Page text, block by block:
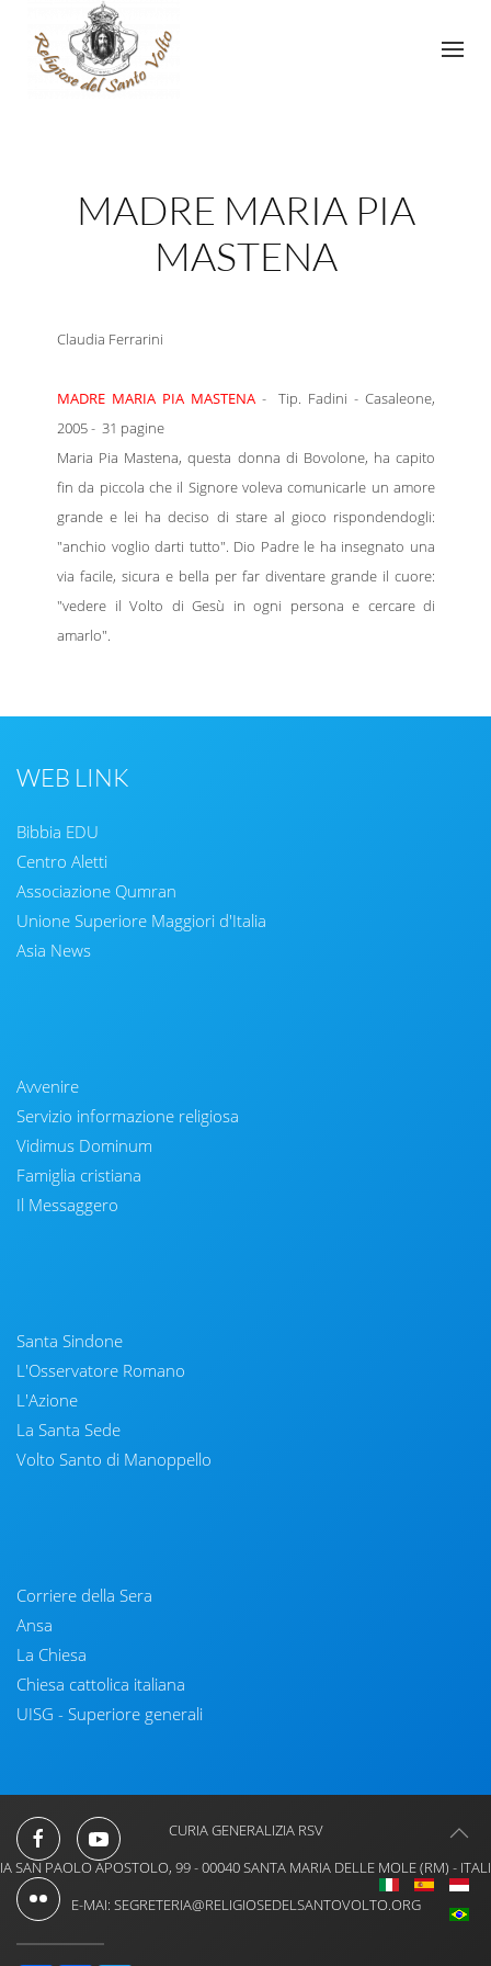
MADRE MARIA PIA
MASTENA
Claudia Ferrarini
MADRE MARIA PIA MASTENA - Tip. Fadini - Casaleone,
2005 - 31 pagine
Maria Pia Mastena, questa donna di Bovolone, ha capito
fin da piccola che il Signore voleva comunicarle un amore
grande e lei ha deciso di stare al gioco rispondendogli:
"anchio voglio darti tutto". Dio Padre le ha insegnato una
via facile, sicura e bella per far diventare grande il cuore:
"vedere il Volto di Gesù in ogni persona e cercare di
amarlo".
WEB LINK
Bibbia EDU
Centro Aletti
Associazione Qumran
Unione Superiore Maggiori d'Italia
Asia News
Avvenire
Servizio informazione religiosa
Vidimus Dominum
Famiglia cristiana
Il Messaggero
Santa Sindone
L'Osservatore Romano
L'Azione
La Santa Sede
Volto Santo di Manoppello
Corriere della Sera
Ansa
La Chiesa
Chiesa cattolica italiana
UISG - Superiore generali
CURIA GENERALIZIA RSV
SAN PAOLO APOSTOLO, 99 - 00040 SANTA MARIA DELLE MOLE (RM) -
E-MAI: SEGRETERIA@RELIGIOSEDELSANTOVOLTO.ORG